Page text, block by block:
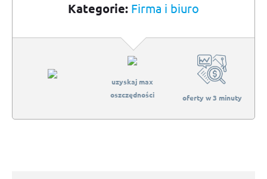
Kategorie: Firma i biuro
uzyskaj max
oszczędności
oferty w 3 minuty